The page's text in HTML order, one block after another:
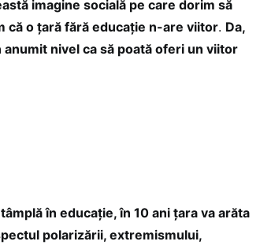
imagine socială pe care dorim să
că o țară fără educație n-are viitor. Da,
nivel ca să poată oferi un viitor
în educație, în 10 ani țara va arăta
polarizării, extremismului,